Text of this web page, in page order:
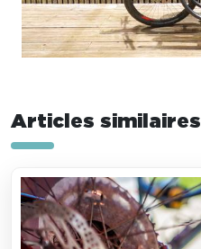
Articles similaires